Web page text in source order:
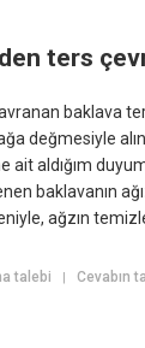
ters
baklava
değmesiyle
ait aldığım
baklavanın
ağzın
talebi |Cevabın